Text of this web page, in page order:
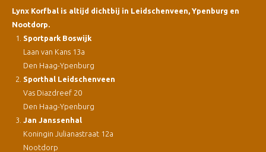
Lynx Korfbal is altijd dichtbij in Leidschenveen, Ypenburg en
Nootdorp.
Sportpark Boswijk
Laan van Kans 13a
Den Haag-Ypenburg
Sporthal Leidschenveen
Vas Diazdreef 20
Den Haag-Ypenburg
Jan Janssenhal
Koningin Julianastraat 12a
Nootdorp